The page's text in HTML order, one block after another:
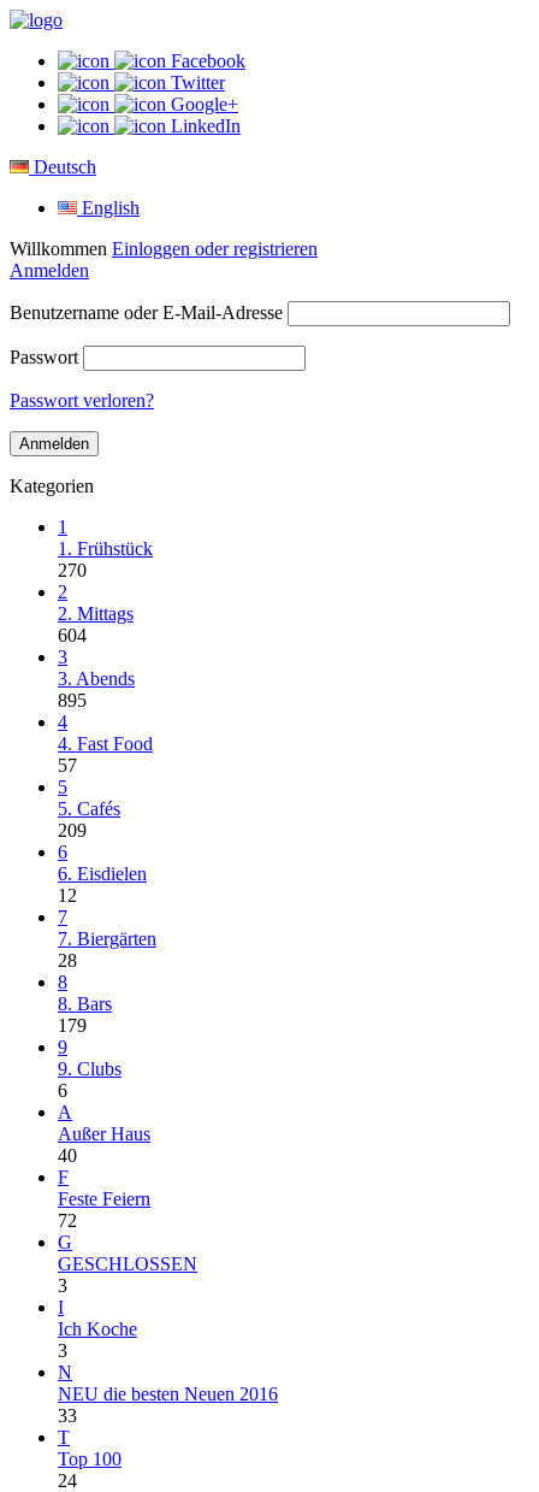
Facebook
Twitter
Google+
LinkedIn
Deutsch
English
Willkommen Einloggen oder registrieren
Anmelden
Benutzername oder E-Mail-Adresse
Passwort
Passwort verloren?
Kategorien
1
1. Frühstück
270
2
2. Mittags
604
3
3. Abends
895
4
4. Fast Food
57
5
5. Cafés
209
6
6. Eisdielen
12
7
7. Biergärten
28
8
8. Bars
179
9
9. Clubs
6
A
Außer Haus
40
F
Feste Feiern
72
G
GESCHLOSSEN
3
I
Ich Koche
3
N
NEU die besten Neuen 2016
33
T
Top 100
24